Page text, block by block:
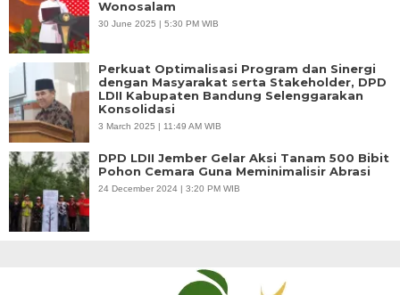
Wonosalam
30 June 2025 | 5:30 PM WIB
Perkuat Optimalisasi Program dan Sinergi
dengan Masyarakat serta Stakeholder, DPD
LDII Kabupaten Bandung Selenggarakan
Konsolidasi
3 March 2025 | 11:49 AM WIB
DPD LDII Jember Gelar Aksi Tanam 500 Bibit
Pohon Cemara Guna Meminimalisir Abrasi
24 December 2024 | 3:20 PM WIB